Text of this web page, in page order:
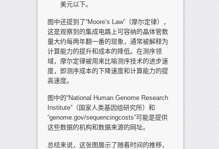
美元以下。
图中还提到了“Moore’s Law”（摩尔定律），
这是观察到的集成电路上可容纳的晶体管数
量大约每两年翻一番的现象，通常被解释为
计算能力的提升和成本的降低。在测序领
域，摩尔定律被用来比喻测序技术的进步速
度，即测序成本的下降速度和计算能力的提
高速度。
图中的“National Human Genome Research
Institute”（国家人类基因组研究所）和
“genome.gov/sequencingcosts”可能是提供
这些数据的机构和数据来源的网址。
总结来说，这张图展示了随着时间的推移，